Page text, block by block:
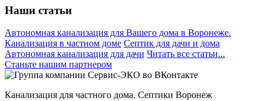
Наши статьи
Автономная канализация для Вашего дома в Воронеже.
Канализация в частном доме Септик для дачи и дома
Автономная канализация для дачи Читать все статьи...
Станьте нашим партнером
Канализация для частного дома. Септики Воронеж